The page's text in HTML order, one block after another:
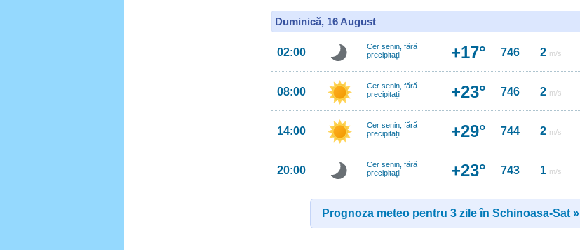
Duminică, 16 August
02:00
Cer senin, fără
precipitații
+17° 746 2 m/s
08:00
Cer senin, fără
precipitații
+23° 746 2 m/s
14:00
Cer senin, fără
precipitații
+29° 744 2 m/s
20:00
Cer senin, fără
precipitații
+23° 743 1 m/s
Prognoza meteo pentru 3 zile în Schinoasa-Sat »